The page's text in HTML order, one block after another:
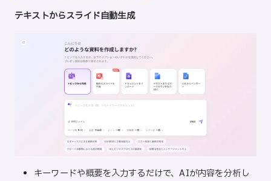
テキストからスライド自動生成
キーワードや概要を入力するだけで、AIが内容を分析し